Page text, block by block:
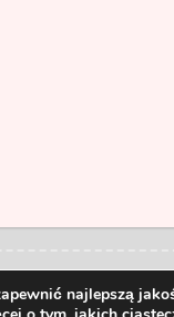
Powered byWordPress
najlepszą